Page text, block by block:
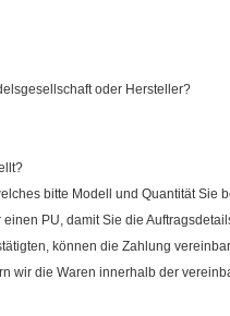
oder Hersteller?
bitte Modell und Quantität Sie
PU, damit Sie die
können die Zahlung
wir die Waren innerhalb der